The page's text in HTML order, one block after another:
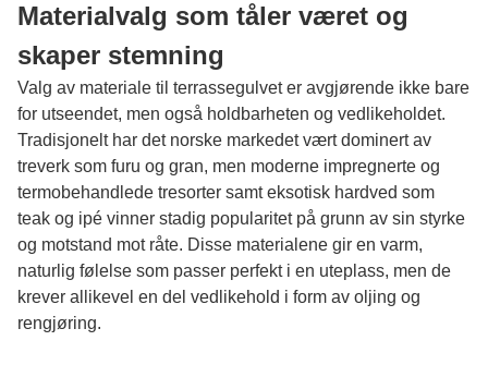
Materialvalg som tåler været og
skaper stemning
Valg av materiale til terrassegulvet er avgjørende ikke bare
for utseendet, men også holdbarheten og vedlikeholdet.
Tradisjonelt har det norske markedet vært dominert av
treverk som furu og gran, men moderne impregnerte og
termobehandlede tresorter samt eksotisk hardved som
teak og ipé vinner stadig popularitet på grunn av sin styrke
og motstand mot råte. Disse materialene gir en varm,
naturlig følelse som passer perfekt i en uteplass, men de
krever allikevel en del vedlikehold i form av oljing og
rengjøring.